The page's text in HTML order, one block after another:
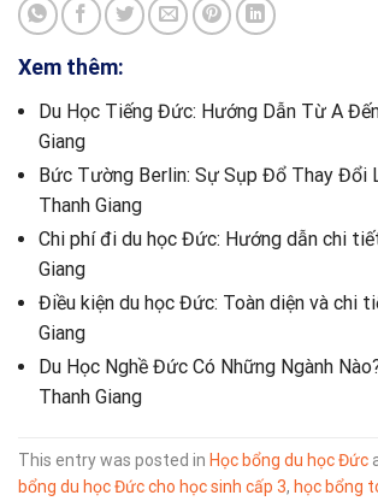
Xem thêm:
Du Học Tiếng Đức: Hướng Dẫn Từ A
Giang
Bức Tường Berlin: Sự Sụp Đổ Thay Đổi
Thanh Giang
Chi phí đi du học Đức: Hướng dẫn chi
Giang
Điều kiện du học Đức: Toàn diện và chi
Giang
Du Học Nghề Đức Có Những Ngành
Thanh Giang
This entry was posted in Học bổng du học Đức
bổng du học Đức cho học sinh cấp 3, học bổng